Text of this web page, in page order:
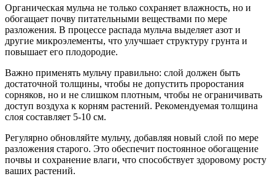
Органическая мульча не только сохраняет влажность, но и
обогащает почву питательными веществами по мере
разложения. В процессе распада мульча выделяет азот и
другие микроэлементы, что улучшает структуру грунта и
повышает его плодородие.
Важно применять мульчу правильно: слой должен быть
достаточной толщины, чтобы не допустить проростания
сорняков, но и не слишком плотным, чтобы не ограничивать
доступ воздуха к корням растений. Рекомендуемая толщина
слоя составляет 5-10 см.
Регулярно обновляйте мульчу, добавляя новый слой по мере
разложения старого. Это обеспечит постоянное обогащение
почвы и сохранение влаги, что способствует здоровому росту
ваших растений.